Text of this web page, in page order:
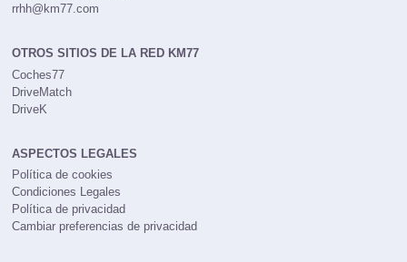
rrhh@km77.com
OTROS SITIOS DE LA RED KM77
Coches77
DriveMatch
DriveK
ASPECTOS LEGALES
Política de cookies
Condiciones Legales
Política de privacidad
Cambiar preferencias de privacidad